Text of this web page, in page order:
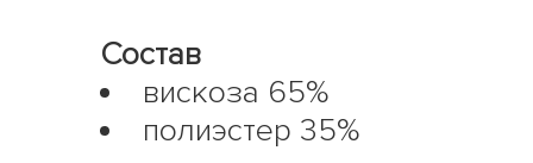
Состав
вискоза 65%
полиэстер 35%